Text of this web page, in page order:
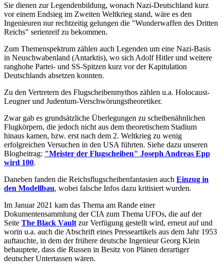
Sie dienen zur Legendenbildung, wonach Nazi-Deutschland kurz
vor einem Endsieg im Zweiten Weltkrieg stand, wäre es den
Ingenieuren nur rechtzeitig gelungen die "Wunderwaffen des Dritten
Reichs" serienreif zu bekommen.
Zum Themenspektrum zählen auch Legenden um eine Nazi-Basis
in Neuschwabenland (Antarktis), wo sich Adolf Hitler und weitere
ranghohe Partei- und SS-Spitzen kurz vor der Kapitulation
Deutschlands absetzen konnten.
Zu den Vertretern des Flugscheibenmythos zählen u.a. Holocaust-
Leugner und Judentum-Verschwörungstheoretiker.
Zwar gab es grundsätzliche Überlegungen zu scheibenähnlichen
Flugkörpern, die jedoch nicht aus dem theoretischem Stadium
hinaus kamen, bzw. erst nach dem 2. Weltkrieg zu wenig
erfolgreichen Versuchen in den USA führten. Siehe dazu unseren
Blogbeitrag: "Meister der Flugscheiben" Joseph Andreas Epp
wird 100.
Daneben fanden die Reichsflugscheibenfantasien auch Einzug in
den Modellbau, wobei falsche Infos dazu kritisiert wurden.
Im Januar 2021 kam das Thema am Rande einer
Dokumentensammlung der CIA zum Thema UFOs, die auf der
Seite The Black Vault zur Verfügung gestellt wird, erneut auf und
worin u.a. auch die Abschrift eines Presseartikels aus dem Jahr 1953
auftauchte, in dem der frühere deutsche Ingenieur Georg Klein
behauptete, dass die Russen in Besitz von Plänen derartiger
deutscher Untertassen wären.